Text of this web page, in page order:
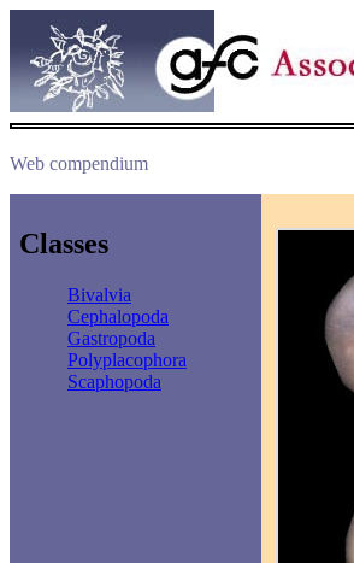
Web compendium
Classes
Bivalvia
Cephalopoda
Gastropoda
Polyplacophora
Scaphopoda